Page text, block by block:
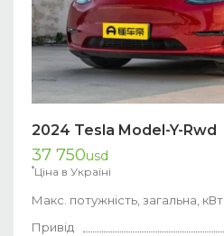
2024 Tesla Model-Y-Rwd
37 750usd
*Ціна в Україні
Макс. потужність, загальна, кВт
Привід